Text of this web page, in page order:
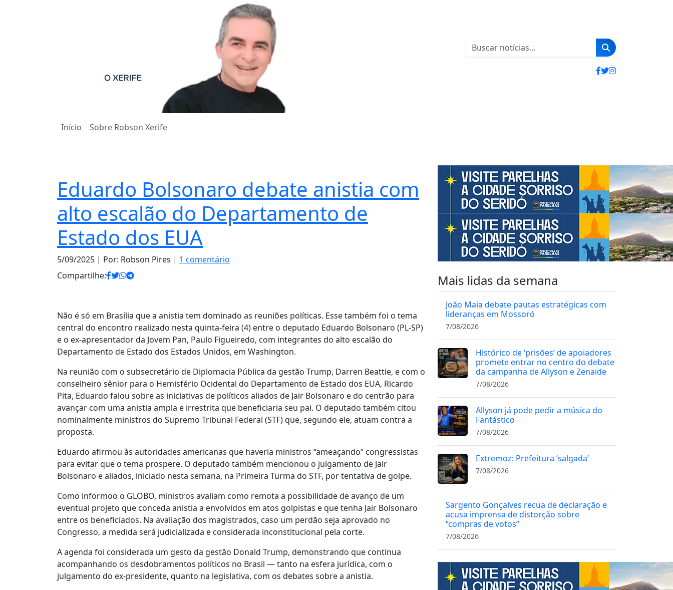
Início Sobre Robson Xerife
Eduardo Bolsonaro debate anistia com
alto escalão do Departamento de
Estado dos EUA
5/09/2025 | Por: Robson Pires | 1 comentário
Compartilhe:
Não é só em Brasília que a anistia tem dominado as reuniões políticas. Esse também foi o tema
central do encontro realizado nesta quinta-feira (4) entre o deputado Eduardo Bolsonaro (PL-SP)
e o ex-apresentador da Jovem Pan, Paulo Figueiredo, com integrantes do alto escalão do
Departamento de Estado dos Estados Unidos, em Washington.
Na reunião com o subsecretário de Diplomacia Pública da gestão Trump, Darren Beattie, e com o
conselheiro sênior para o Hemisfério Ocidental do Departamento de Estado dos EUA, Ricardo
Pita, Eduardo falou sobre as iniciativas de políticos aliados de Jair Bolsonaro e do centrão para
avançar com uma anistia ampla e irrestrita que beneficiaria seu pai. O deputado também citou
nominalmente ministros do Supremo Tribunal Federal (STF) que, segundo ele, atuam contra a
proposta.
Eduardo afirmou às autoridades americanas que haveria ministros “ameaçando” congressistas
para evitar que o tema prospere. O deputado também mencionou o julgamento de Jair
Bolsonaro e aliados, iniciado nesta semana, na Primeira Turma do STF, por tentativa de golpe.
Como informoo o GLOBO, ministros avaliam como remota a possibilidade de avanço de um
eventual projeto que conceda anistia a envolvidos em atos golpistas e que tenha Jair Bolsonaro
entre os beneficiados. Na avaliação dos magistrados, caso um perdão seja aprovado no
Congresso, a medida será judicializada e considerada inconstitucional pela corte.
A agenda foi considerada um gesto da gestão Donald Trump, demonstrando que continua
acompanhando os desdobramentos políticos no Brasil — tanto na esfera jurídica, com o
julgamento do ex-presidente, quanto na legislativa, com os debates sobre a anistia.
Mais lidas da semana
João Maia debate pautas estratégicas com
lideranças em Mossoró
7/08/2026
Histórico de ‘prisões’ de apoiadores
promete entrar no centro do debate
da campanha de Allyson e Zenaide
7/08/2026
Allyson já pode pedir a música do
Fantástico
7/08/2026
Extremoz: Prefeitura ‘salgada’
7/08/2026
Sargento Gonçalves recua de declaração e
acusa imprensa de distorção sobre
“compras de votos”
7/08/2026